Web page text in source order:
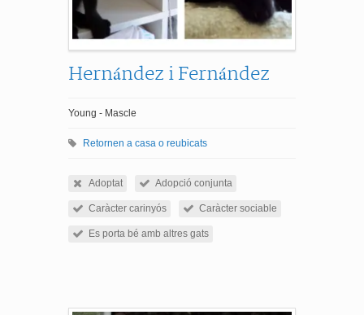
Hernández i Fernández
Young - Mascle
Retornen a casa o reubicats
Adoptat Adopció conjunta
Caràcter carinyós Caràcter sociable
Es porta bé amb altres gats